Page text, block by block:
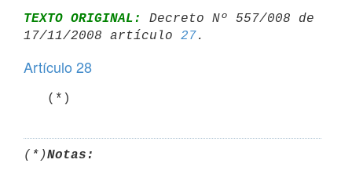
TEXTO ORIGINAL:
Decreto Nº 557/008 de
17/11/2008 artículo 27
Artículo 28
   (*)
(*)Notas: